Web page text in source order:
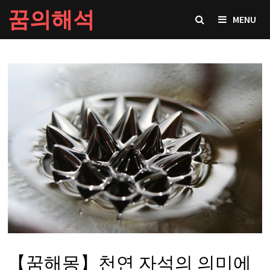
Skip
to
content
꿈의해석 MENU
【꿈해몽】천연 자석의 의미에